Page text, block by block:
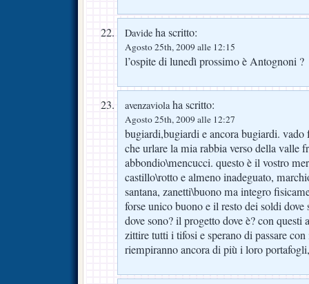
Davide ha scritto:
Agosto 25th, 2009 alle 12:15
l’ospite di lunedì prossimo è Antognoni ?
avenzaviolaha scritto:
Agosto 25th, 2009 alle 12:27
bugiardi,bugiardi e ancora bugiardi. vado
che urlare la mia rabbia verso della valle
abbondio\mencucci. questo è il vostro
castillo\rotto e almeno inadeguato,
santana, zanetti\buono ma integro
forse unico buono e il resto dei soldi
dove sono? il progetto dove è? con questi
zittire tutti i tifosi e sperano di passare
riempiranno ancora di più i loro